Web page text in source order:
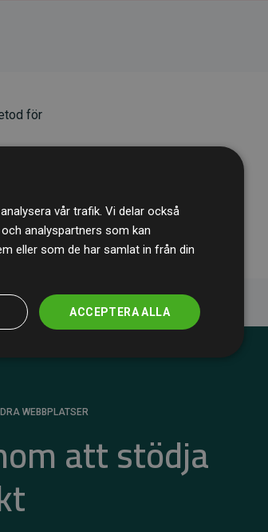
för
WEBBPLATSER
att stödja
vår trafik. Vi delar också
analyspartners som kan
eller som de har samlat in från din
ACCEPTERA ALLA